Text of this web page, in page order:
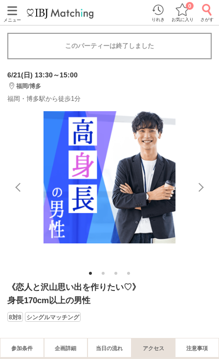
メニュー りれき お気に入り
0
さがす
このパーティーは終了しました
6/21(日) 13:30～15:00
福岡/博多
福岡・博多駅から徒歩1分
1 2 3 4
《恋人と沢山思い出を作りたい♡》
身長170cm以上の男性
8対8 シングルマッチング
参加条件 企画詳細 当日の流れ アクセス 注意事項